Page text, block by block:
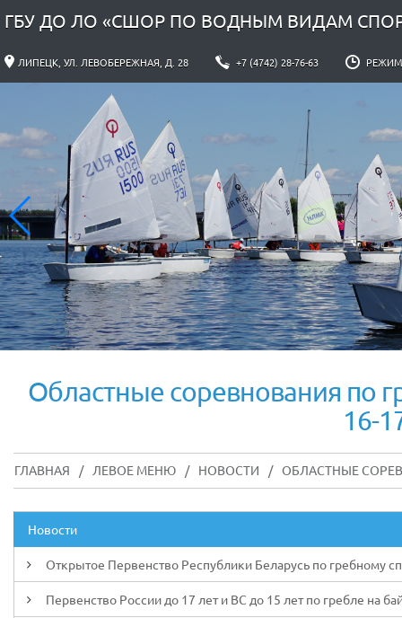
ГБУ ДО ЛО «СШОР ПО ВОДНЫМ ВИДАМ
ЛИПЕЦК, УЛ. ЛЕВОБЕРЕЖНАЯ, Д. 28 +7 (4742) 28-76-63 РЕЖИМ
Областные соревнования по
16-
ГЛАВНАЯ / ЛЕВОЕ МЕНЮ / НОВОСТИ / ОБЛАСТНЫЕ
Новости
Открытое Первенство Республики Беларусь по гребному
Первенство России до 17 лет и ВС до 15 лет по гребле на